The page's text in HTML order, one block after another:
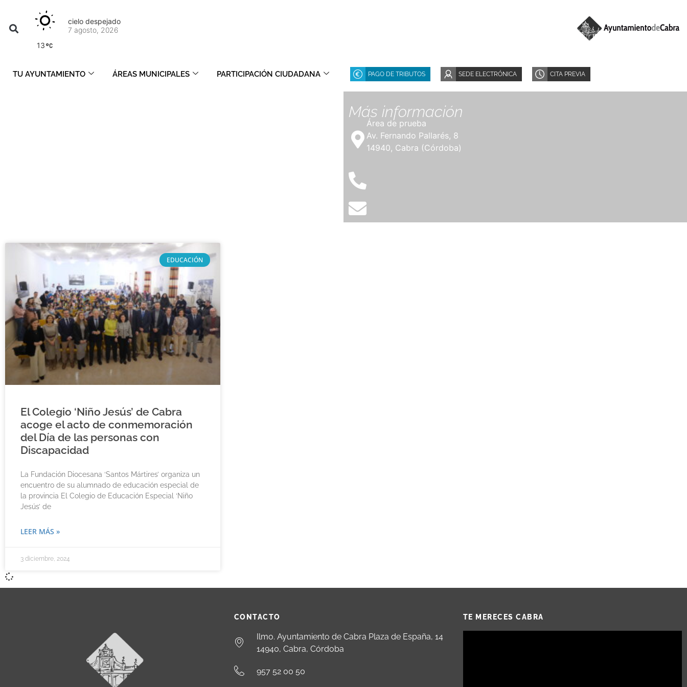
13
cielo despejado
7 agosto, 2026
TU AYUNTAMIENTO ÁREAS MUNICIPALES PARTICIPACIÓN CIUDADANA PAGO DE TRIBUTOS SEDE ELECTRÓNICA CITA PREVIA
Más información
Área de prueba
Av. Fernando Pallarés, 8
14940, Cabra (Córdoba)
EDUCACIÓN
El Colegio ‘Niño Jesús’ de Cabra
acoge el acto de conmemoración
del Día de las personas con
Discapacidad
La Fundación Diocesana ‘Santos Mártires’ organiza un
encuentro de su alumnado de educación especial de
la provincia El Colegio de Educación Especial ‘Niño
Jesús’ de
LEER MÁS »
3 diciembre, 2024
CONTACTO
Ilmo. Ayuntamiento de Cabra Plaza de España, 14
14940, Cabra, Córdoba
957 52 00 50
TE MERECES CABRA